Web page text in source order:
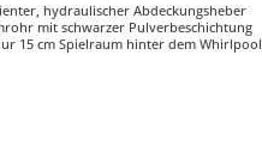
hydraulischer Abdeckungsheber
mit schwarzer Pulverbeschichtung
15 cm Spielraum hinter dem Whirlpool